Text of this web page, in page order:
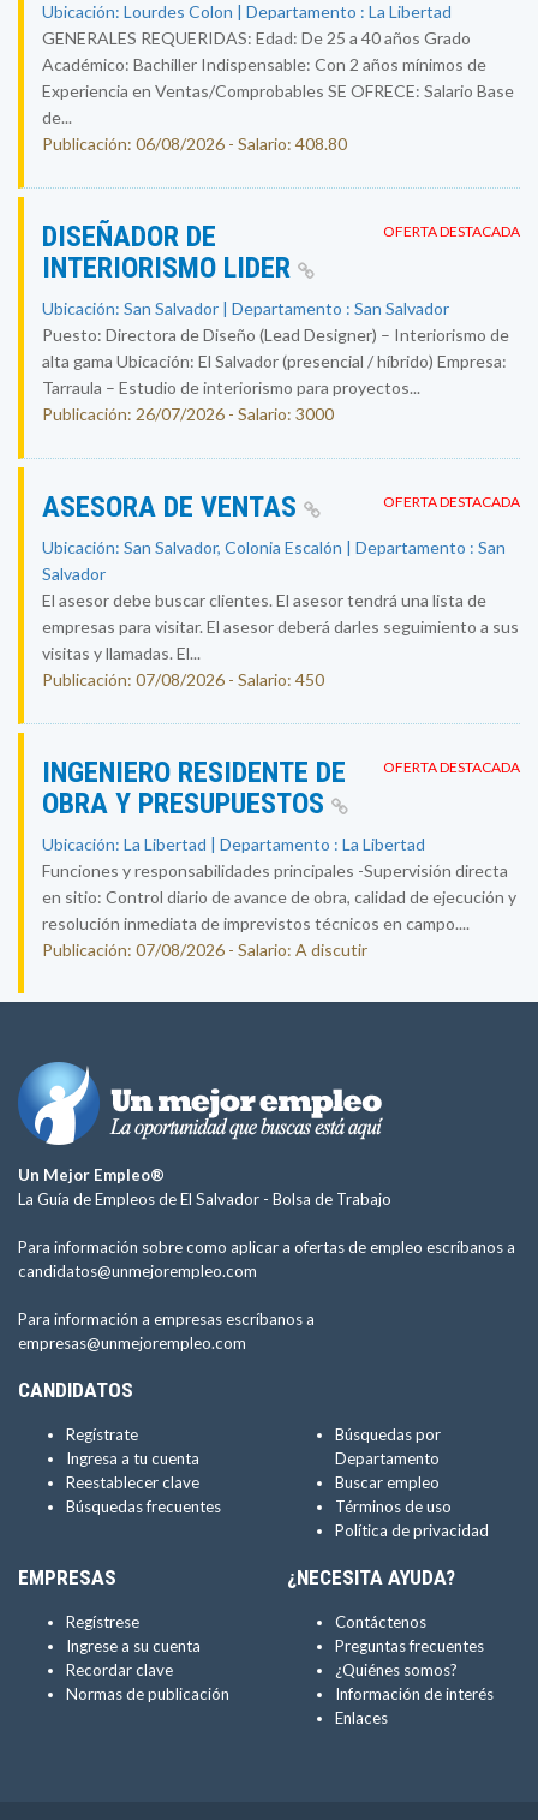
Ubicación: Lourdes Colon | Departamento : La Libertad
GENERALES REQUERIDAS: Edad: De 25 a 40 años Grado
Académico: Bachiller Indispensable: Con 2 años mínimos de
Experiencia en Ventas/Comprobables SE OFRECE: Salario Base
de...
Publicación: 06/08/2026 - Salario: 408.80
OFERTA DESTACADA
DISEÑADOR DE
INTERIORISMO LIDER
Ubicación: San Salvador | Departamento : San Salvador
Puesto: Directora de Diseño (Lead Designer) – Interiorismo de
alta gama Ubicación: El Salvador (presencial / híbrido) Empresa:
Tarraula – Estudio de interiorismo para proyectos...
Publicación: 26/07/2026 - Salario: 3000
OFERTA DESTACADA
ASESORA DE VENTAS
Ubicación: San Salvador, Colonia Escalón | Departamento : San
Salvador
El asesor debe buscar clientes. El asesor tendrá una lista de
empresas para visitar. El asesor deberá darles seguimiento a sus
visitas y llamadas. El...
Publicación: 07/08/2026 - Salario: 450
OFERTA DESTACADA
INGENIERO RESIDENTE DE
OBRA Y PRESUPUESTOS
Ubicación: La Libertad | Departamento : La Libertad
Funciones y responsabilidades principales -Supervisión directa
en sitio: Control diario de avance de obra, calidad de ejecución y
resolución inmediata de imprevistos técnicos en campo....
Publicación: 07/08/2026 - Salario: A discutir
Un Mejor Empleo®
La Guía de Empleos de El Salvador - Bolsa de Trabajo
Para información sobre como aplicar a ofertas de empleo escríbanos a
candidatos@unmejorempleo.com
Para información a empresas escríbanos a
empresas@unmejorempleo.com
CANDIDATOS
Regístrate
Ingresa a tu cuenta
Reestablecer clave
Búsquedas frecuentes
Búsquedas por
Departamento
Buscar empleo
Términos de uso
Política de privacidad
EMPRESAS
Regístrese
Ingrese a su cuenta
Recordar clave
Normas de publicación
¿NECESITA AYUDA?
Contáctenos
Preguntas frecuentes
¿Quiénes somos?
Información de interés
Enlaces